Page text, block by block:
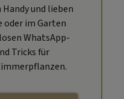
und lieben
oder im Garten
WhatsApp-
Tricks für